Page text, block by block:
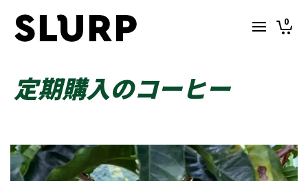
0
定期購入のコーヒー